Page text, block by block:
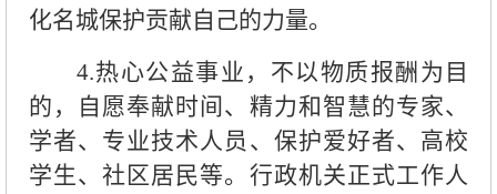
化名城保护贡献自己的力量。
4.热心公益事业，不以物质报酬为目
的，自愿奉献时间、精力和智慧的专家、
学者、专业技术人员、保护爱好者、高校
学生、社区居民等。行政机关正式工作人